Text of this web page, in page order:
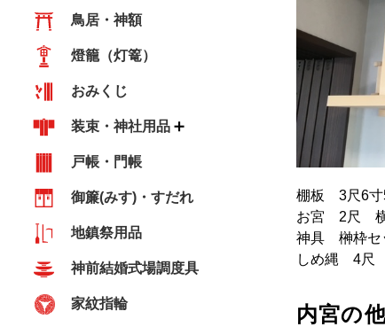
鳥居・神額
燈籠（灯篭）
おみくじ
装束・神社用品
戸帳・門帳
御簾(みす)・すだれ
地鎮祭用品
神前結婚式場調度具
家紋指輪
棚板 3尺6寸
お宮 2尺 横
神具 榊枠セ
しめ縄 4尺
内宮の